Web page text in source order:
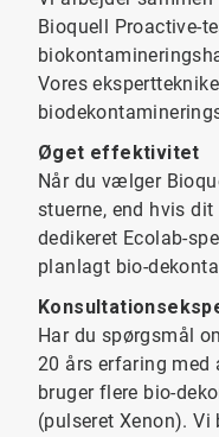
Bioquell Proactive-
Vores
Øget effektivitet
Når du vælger
stuerne, end hvis
dedikeret Ecolab-
planlagt bio-
Har du spørgsmål
20 års erfaring med
bruger flere bio-
(pulseret Xenon).